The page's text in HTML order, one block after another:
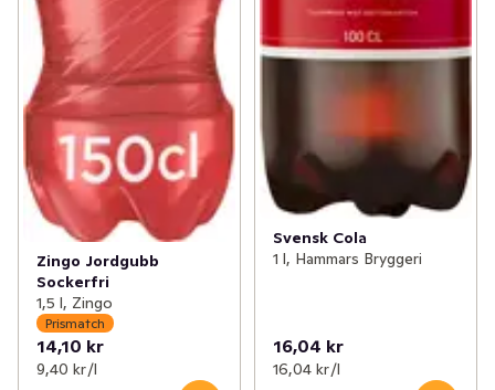
Zingo Jordgubb
Sockerfri
1,5 l, Zingo
Prismatch
14,10 kr
9,40 kr /l
Svensk Cola
1 l, Hammars Bryggeri
16,04 kr
16,04 kr /l